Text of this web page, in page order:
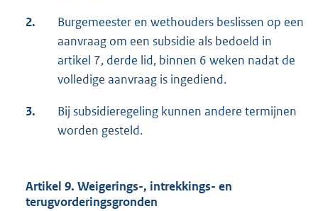
2.
Burgemeester en wethouders beslissen op een
aanvraag om een subsidie als bedoeld in
artikel 7, derde lid, binnen 6 weken nadat de
volledige aanvraag is ingediend.
3.
Bij subsidieregeling kunnen andere termijnen
worden gesteld.
Artikel 9. Weigerings-, intrekkings- en
terugvorderingsgronden